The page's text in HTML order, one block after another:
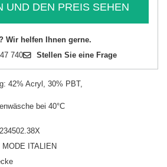
UND DEN PREIS SEHEN
Wir helfen Ihnen gerne.
740 Stellen Sie eine Frage
42% Acryl, 30% PBT,
bei 40°C
MODE ITALIEN